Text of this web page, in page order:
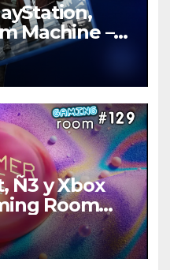
Machine –
Ñ3 y Xbox
Room